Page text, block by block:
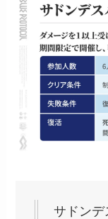
サドンデ